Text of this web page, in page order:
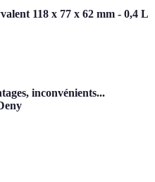
118 x 77 x 62 mm - 0,4 L
inconvénients...